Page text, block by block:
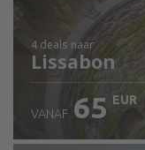
4 deals naar
Lissabon
VANAF 65 EUR